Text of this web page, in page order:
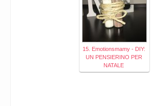
15. Emotionsmamy - DIY:
UN PENSIERINO PER
NATALE